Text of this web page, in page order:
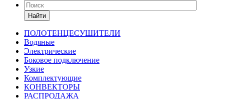
Найти
ПОЛОТЕНЦЕСУШИТЕЛИ
Водяные
Электрические
Боковое подключение
Узкие
Комплектующие
КОНВЕКТОРЫ
РАСПРОДАЖА